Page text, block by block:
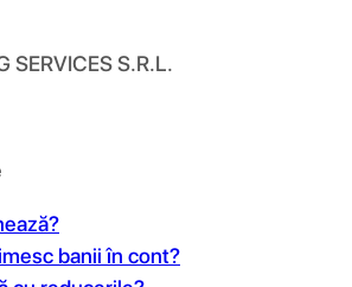
SERVICES S.R.L.
banii în cont?